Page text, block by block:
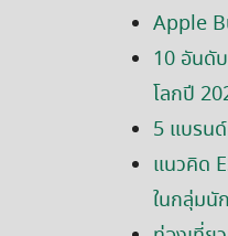
Apple
10 อันดั
โลกปี
5 แบรน
แนวคิด
ในกลุ่มนั